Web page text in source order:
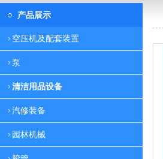
产品展示
空压机及配套装置
泵
清洁用品设备
汽修装备
园林机械